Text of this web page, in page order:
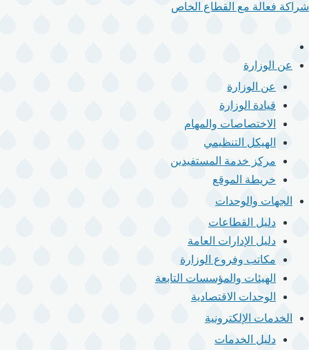
شراكة فعالة مع القطاع الخاص
القائمة
الرئيسيةعن الوزارة
عن الوزارة
قيادة الوزارة
الاختصاصات والمهام
الهيكل التنظيمي
مركز خدمة المستفيدين
خريطة الموقع
الجهات والوحدات
دليل القطاعات
دليل الإدارات العامة
مكاتب وفروع الوزارة
الهيئات والمؤسسات التابعة
الوحدات الاقتصادية
الخدمات الإلكترونية
دليل الخدمات